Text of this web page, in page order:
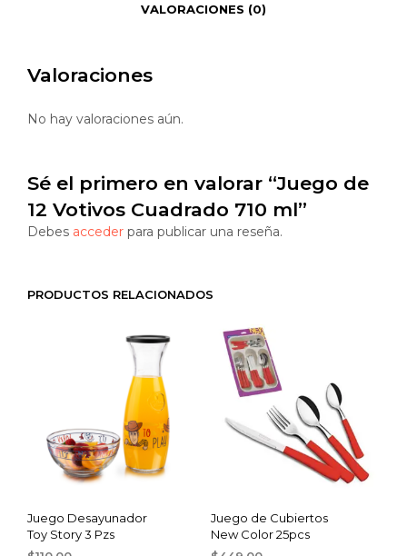
VALORACIONES (0)
Valoraciones
No hay valoraciones aún.
Sé el primero en valorar “Juego de
12 Votivos Cuadrado 710 ml”
Debes acceder para publicar una reseña.
PRODUCTOS RELACIONADOS
Juego Desayunador
Toy Story 3 Pzs
Juego de Cubiertos
New Color 25pcs